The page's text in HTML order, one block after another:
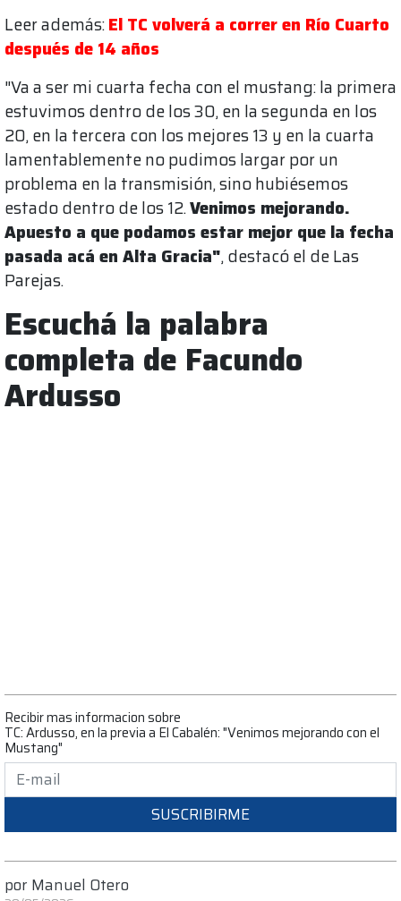
Leer además:El TC volverá a correr en Río Cuarto
después de 14 años
"Va a ser mi cuarta fecha con el mustang: la primera
estuvimos dentro de los 30, en la segunda en los
20, en la tercera con los mejores 13 y en la cuarta
lamentablemente no pudimos largar por un
problema en la transmisión, sino hubiésemos
estado dentro de los 12.Venimos mejorando.
Apuesto a que podamos estar mejor que la fecha
pasada acá en Alta Gracia", destacó el de Las
Parejas.
Escuchá la palabra
completa de Facundo
Ardusso
Recibir mas informacion sobre
TC: Ardusso, en la previa a El Cabalén: "Venimos mejorando con el
Mustang"
SUSCRIBIRME
por Manuel Otero